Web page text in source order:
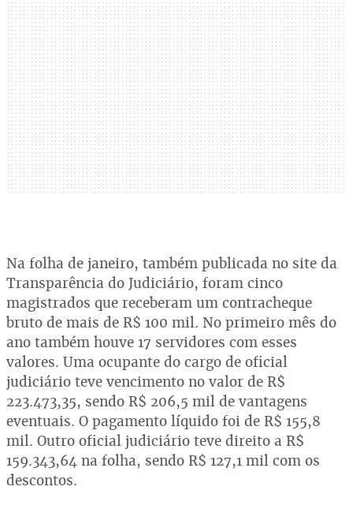
Na folha de janeiro, também publicada no site da
Transparência do Judiciário, foram cinco
magistrados que receberam um contracheque
bruto de mais de R$ 100 mil. No primeiro mês do
ano também houve 17 servidores com esses
valores. Uma ocupante do cargo de oficial
judiciário teve vencimento no valor de R$
223.473,35, sendo R$ 206,5 mil de vantagens
eventuais. O pagamento líquido foi de R$ 155,8
mil. Outro oficial judiciário teve direito a R$
159.343,64 na folha, sendo R$ 127,1 mil com os
descontos.